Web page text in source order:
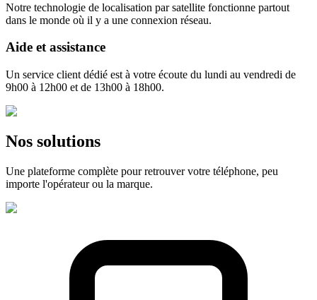
Notre technologie de localisation par satellite fonctionne partout
dans le monde où il y a une connexion réseau.
Aide et assistance
Un service client dédié est à votre écoute du lundi au vendredi de
9h00 à 12h00 et de 13h00 à 18h00.
Nos solutions
Une plateforme complète pour retrouver votre téléphone, peu
importe l'opérateur ou la marque.